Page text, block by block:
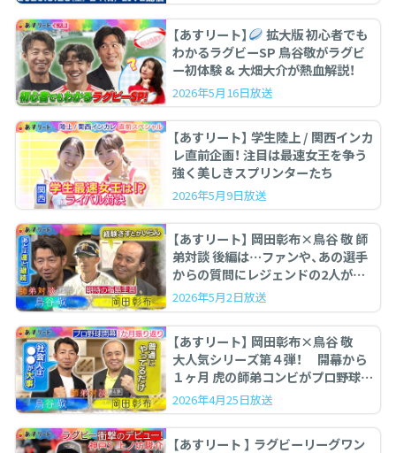
【あすリート】
拡大版 初心者でも
わかるラグビーSP 鳥谷敬がラグビ
ー初体験 & 大畑大介が熱血解説！
2026年5月16日放送
【あすリート】 学生陸上 / 関西インカ
レ直前企画！ 注目は最速女王を争う
強く美しきスプリンターたち
2026年5月9日放送
【あすリート】 岡田彰布×鳥谷 敬 師
弟対談 後編は…ファンや、あの選手
からの質問にレジェンドの2人が答
えます。
2026年5月2日放送
【あすリート】 岡田彰布×鳥谷 敬
大人気シリーズ第４弾！ 開幕から
１ヶ月 虎の師弟コンビがプロ野球を
ぶった斬る！
2026年4月25日放送
【あすリート 】 ラグビーリーグワン